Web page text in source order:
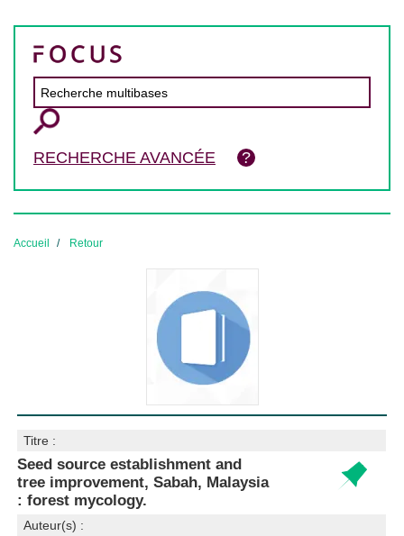
RECHERCHE AVANCÉE
Accueil Retour
Titre :
Seed source establishment and
tree improvement, Sabah, Malaysia
: forest mycology.
Auteur(s) :